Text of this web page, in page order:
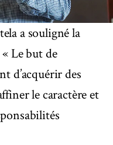
a souligné la
Le but de
d’acquérir des
le caractère et